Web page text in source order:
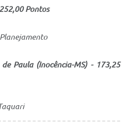
Pontos
Paula (Inocência-MS) - 173,25